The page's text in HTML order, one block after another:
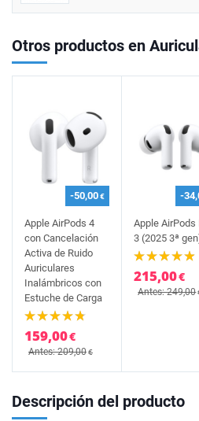
Otros productos en
-50,00€
Apple AirPods 4
con Cancelación
Activa de Ruido
Auriculares
Inalámbricos con
Estuche de Carga
159,00€
Antes: 209,00€
-
Apple AirPods
3 (2025 3ª
215,00€
Antes: 249,00
Descripción del producto